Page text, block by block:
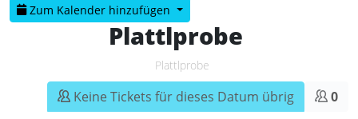
Zum Kalender hinzufügen
Plattlprobe
Plattlprobe
Keine Tickets für dieses Datum übrig 0